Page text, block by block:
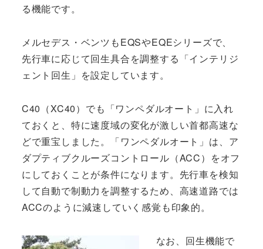
る機能です。
メルセデス・ベンツもEQSやEQEシリーズで、
先行車に応じて回生具合を調整する「インテリジ
ェント回生」を設定しています。
C40（XC40）でも「ワンペダルオート」に入れ
ておくと、特に速度域の変化が激しい首都高速な
どで重宝しました。「ワンペダルオート」は、ア
ダプティブクルーズコントロール（ACC）をオフ
にしておくことが条件になります。先行車を検知
して自動で制動力を調整するため、高速道路では
ACCのように減速していく感覚も印象的。
なお、回生機能で